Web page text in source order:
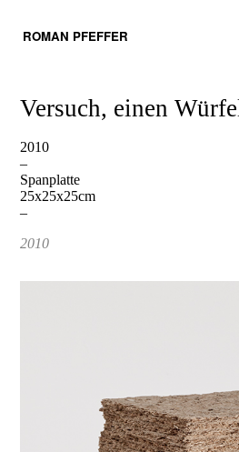
ROMAN PFEFFER
Versuch, einen
2010
–
Spanplatte
25x25x25cm
–
2010